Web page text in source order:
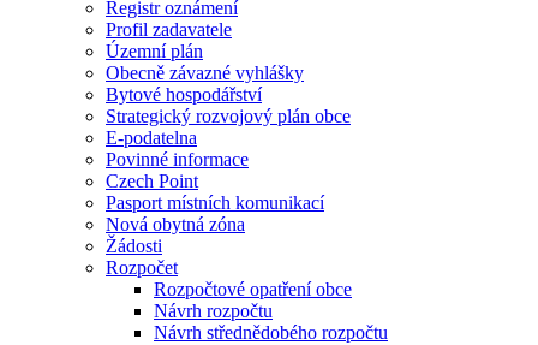
Registr oznámení
Profil zadavatele
Územní plán
Obecně závazné vyhlášky
Bytové hospodářství
Strategický rozvojový plán obce
E-podatelna
Povinné informace
Czech Point
Pasport místních komunikací
Nová obytná zóna
Žádosti
Rozpočet
Rozpočtové opatření obce
Návrh rozpočtu
Návrh střednědobého rozpočtu